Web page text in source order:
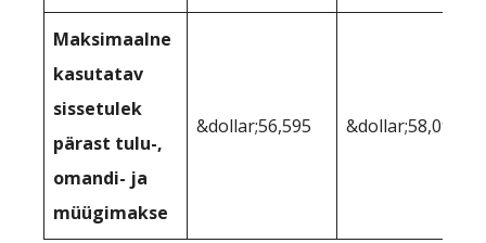
Maksimaalne
kasutatav
sissetulek
pärast tulu-,
omandi- ja
müügimakse
&dollar;56,595 &dollar;58,099